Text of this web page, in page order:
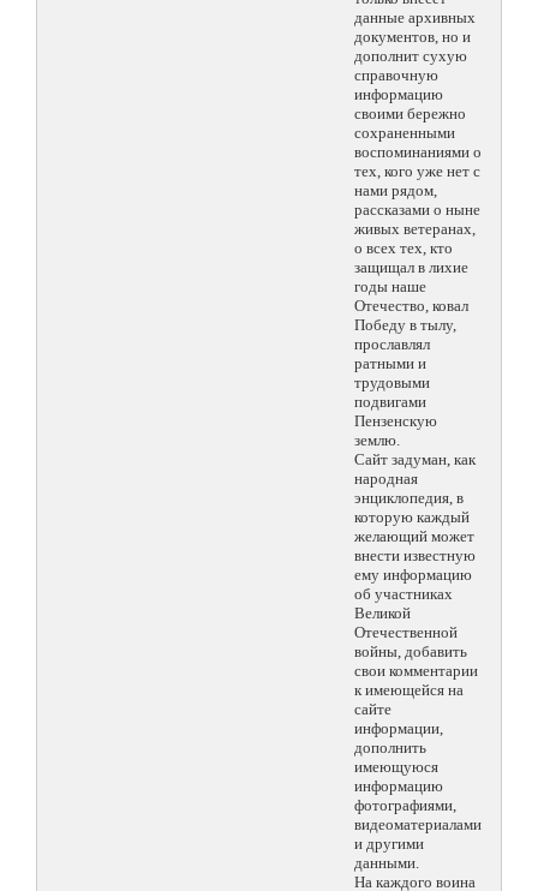
данные архивных
документов, но и
дополнит сухую
справочную
информацию
своими бережно
сохраненными
воспоминаниями о
тех, кого уже нет с
нами рядом,
рассказами о ныне
живых ветеранах,
о всех тех, кто
защищал в лихие
годы наше
Отечество, ковал
Победу в тылу,
прославлял
ратными и
трудовыми
подвигами
Пензенскую
землю.
Сайт задуман, как
народная
энциклопедия, в
которую каждый
желающий может
внести известную
ему информацию
об участниках
Великой
Отечественной
войны, добавить
свои комментарии
к имеющейся на
сайте
информации,
дополнить
имеющуюся
информацию
фотографиями,
видеоматериалами
и другими
данными.
На каждого воина